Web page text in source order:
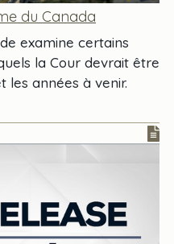
du Canada
examine certains
la Cour devrait être
les années à venir.